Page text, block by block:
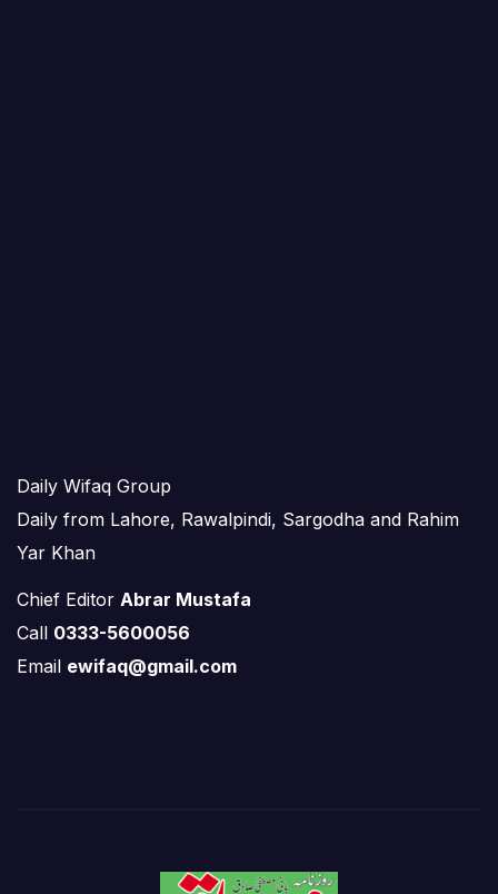
Daily Wifaq Group
Daily from Lahore, Rawalpindi, Sargodha and Rahim
Yar Khan
Chief Editor Abrar Mustafa
Call 0333-5600056
Email ewifaq@gmail.com